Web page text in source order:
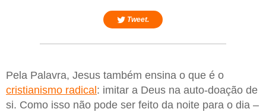
Tweet.
Pela Palavra, Jesus também ensina o que é o
cristianismo radical : imitar a Deus na auto-doação de
si. Como isso não pode ser feito da noite para o dia –